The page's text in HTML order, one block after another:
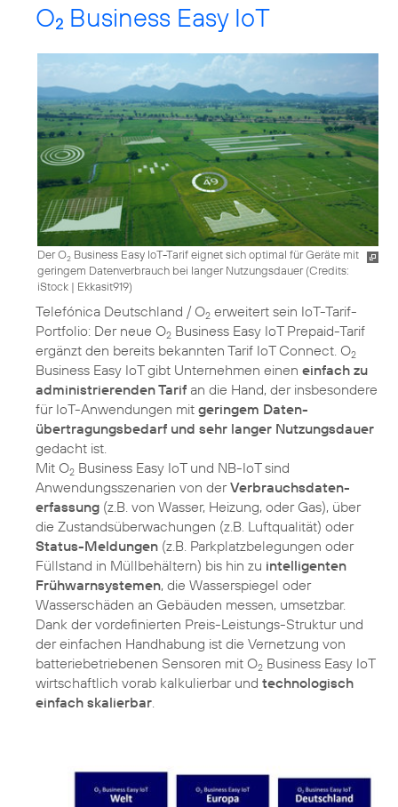
O2 Business Easy IoT
Der O2 Business Easy IoT-Tarif eignet sich optimal für Geräte mit
geringem Datenverbrauch bei langer Nutzungsdauer (Credits:
iStock | Ekkasit919)
Telefónica Deutschland / O2 erweitert sein IoT-Tarif-
Portfolio: Der neue O2 Business Easy IoT Prepaid-Tarif
ergänzt den bereits bekannten Tarif IoT Connect. O2
Business Easy IoT gibt Unternehmen einen einfach zu
administrierenden Tarif an die Hand, der insbesondere
für IoT-Anwendungen mit geringem Daten­
übertragungsbedarf und sehr langer Nutzungsdauer
gedacht ist.
Mit O2 Business Easy IoT und NB-IoT sind
Anwendungsszenarien von derVerbrauchsdaten­
erfassung (z.B. von Wasser, Heizung, oder Gas), über
die Zustandsüberwachungen (z.B. Luftqualität) oder
Status-Meldungen (z.B. Parkplatzbelegungen oder
Füllstand in Müllbehältern) bis hin zu intelligenten
Frühwarnsystemen, die Wasserspiegel oder
Wasserschäden an Gebäuden messen, umsetzbar.
Dank der vordefinierten Preis-Leistungs-Struktur und
der einfachen Handhabung ist die Vernetzung von
batteriebetriebenen Sensoren mit O2 Business Easy IoT
wirtschaftlich vorab kalkulierbar und technologisch
einfach skalierbar